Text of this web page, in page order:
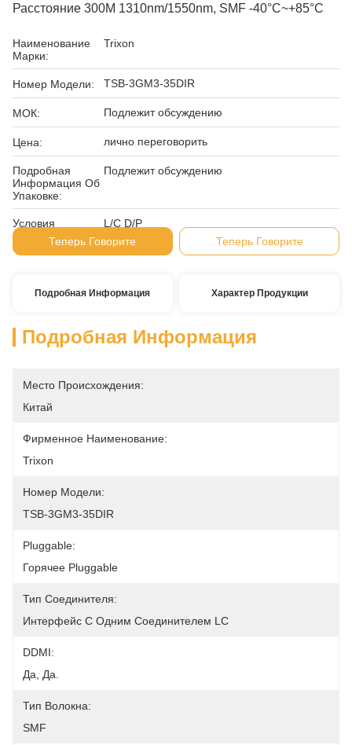
Расстояние 300M 1310nm/1550nm, SMF -40°C~+85°C
Наименование
Марки:
Trixon
Номер Модели: TSB-3GM3-35DIR
МОК: Подлежит обсуждению
Цена: лично переговорить
Подробная
Информация Об
Упаковке:
Подлежит обсуждению
Условия
Оплаты:
L/C D/P
Теперь Говорите
Теперь Говорите
Подробная Информация Характер Продукции
Подробная Информация
Место Происхождения:
Китай
Фирменное Наименование:
Trixon
Номер Модели:
TSB-3GM3-35DIR
Pluggable:
Горячее Pluggable
Тип Соединителя:
Интерфейс С Одним Соединителем LC
DDMI:
Да, Да.
Тип Волокна:
SMF